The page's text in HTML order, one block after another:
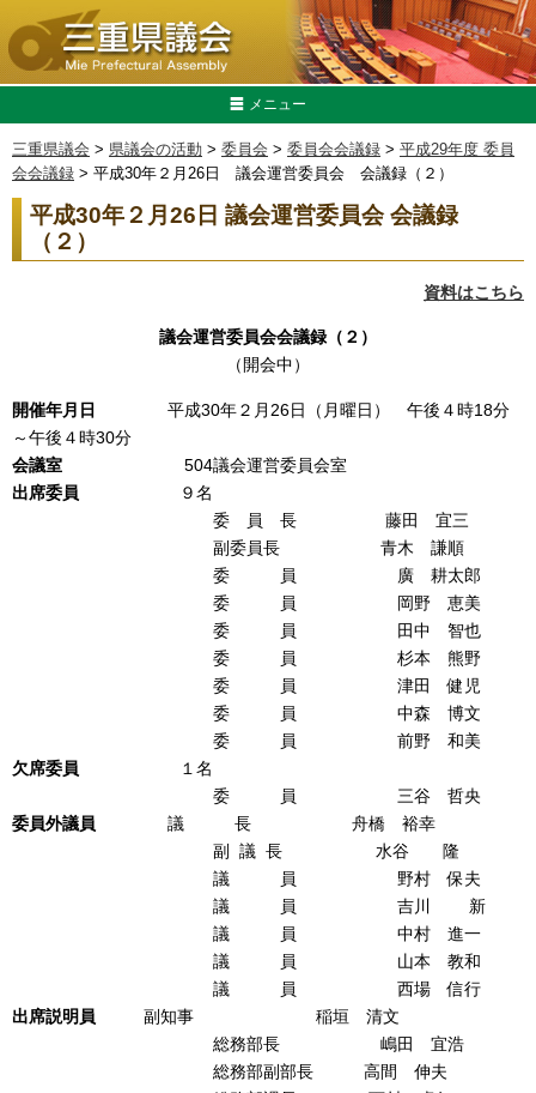
メニュー
三重県議会 > 県議会の活動 > 委員会 > 委員会会議録 > 平成29年度 委員
会会議録 > 平成30年２月26日 議会運営委員会 会議録（２）
平成30年２月26日 議会運営委員会 会議録
（２）
資料はこちら
議会運営委員会会議録（２）
（開会中）
開催年月日 平成30年２月26日（月曜日） 午後４時18分
～午後４時30分
会議室 504議会運営委員会室
出席委員
９名
委 員 長 藤田 宜三
副委員長 青木 謙順
委 員 廣 耕太郎
委 員 岡野 恵美
委 員 田中 智也
委 員 杉本 熊野
委 員 津田 健児
委 員 中森 博文
委 員 前野 和美
欠席委員 １名
委 員 三谷 哲央
委員外議員 議 長 舟橋 裕幸
副 議 長 水谷 隆
議 員 野村 保夫
議 員 吉川 新
議 員 中村 進一
議 員 山本 教和
議 員 西場 信行
出席説明員 副知事 稲垣 清文
総務部長 嶋田 宜浩
総務部副部長 高間 伸夫